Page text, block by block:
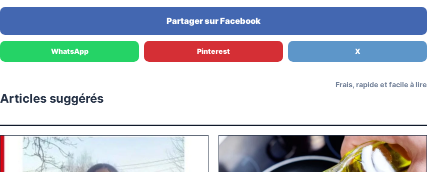
Partager sur Facebook
WhatsApp Pinterest X
Articles suggérés
Frais, rapide et facile à lire